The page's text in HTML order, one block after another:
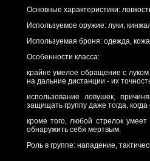
Основные характеристики:
Используемое оружие: луки,
Используемая броня: одежда,
Особенности класса:
крайне умелое обращение с
на дальние дистанции - их
использование ловушек,
защищать группу даже тогда,
кроме того, любой стрелок
обнаружить себя мертвым.
Роль в группе: нападение,